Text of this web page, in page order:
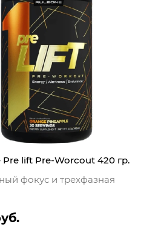
Pre lift Pre-Worcout 420 гр.
фокус и трехфазная